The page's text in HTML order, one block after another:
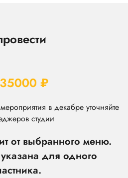
₽
в декабре уточняйте
студии
от выбранного меню.
для одного